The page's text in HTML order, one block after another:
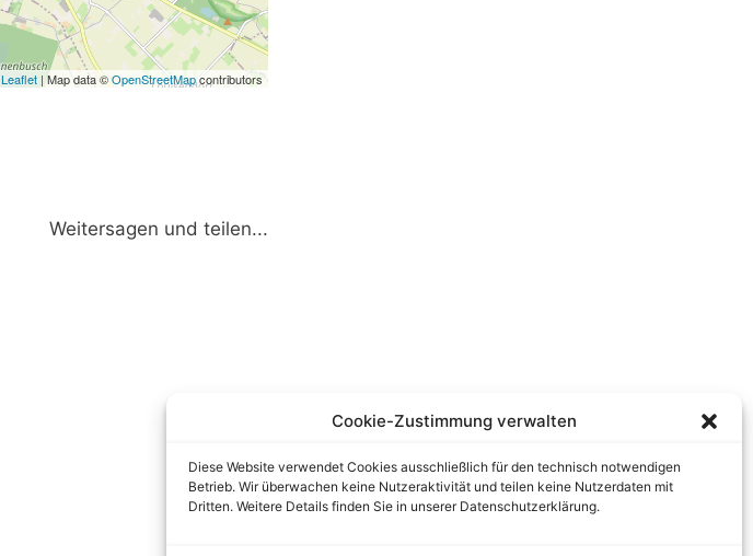
Cookie-Zustimmung verwalten
Diese Website verwendet Cookies ausschließlich für den technisch notwendigen
Betrieb. Wir überwachen keine Nutzeraktivität und teilen keine Nutzerdaten mit
Dritten. Weitere Details finden Sie in unserer Datenschutzerklärung.
Leaflet| Map data ©OpenStreetMapcontributors
Weitersagen und teilen...